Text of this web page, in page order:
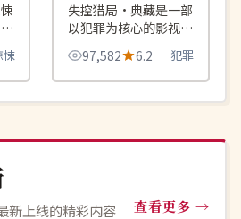
悚
失控猎局·典藏是一部
以犯罪为核心的影视作
品，围绕危机、反转与
人物成长展开，整体节
奏紧凑，值得推荐观
看。
97,582 6.2 犯罪
新上线的精彩内容 查看更多